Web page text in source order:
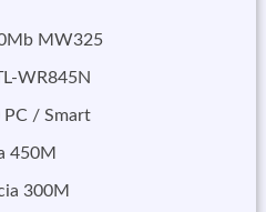
MW325
WR845N
PC / Smart
450M
300M